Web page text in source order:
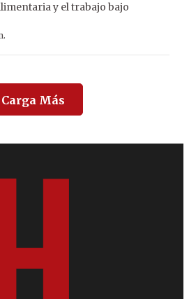
y el trabajo bajo
Carga Más